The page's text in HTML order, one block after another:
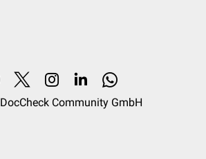
DocCheck Community GmbH